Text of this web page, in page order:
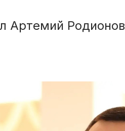
Артемий Родионов